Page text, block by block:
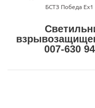
БСТЗ Победа
007-630